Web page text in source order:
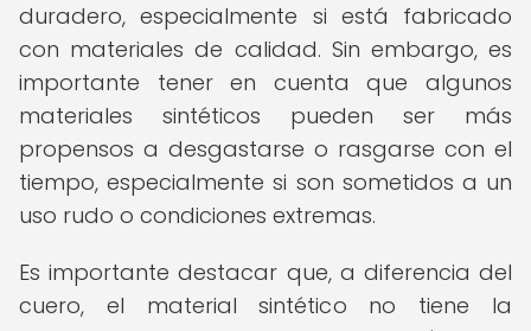
duradero, especialmente si está fabricado
con materiales de calidad. Sin embargo, es
importante tener en cuenta que algunos
materiales sintéticos pueden ser más
propensos a desgastarse o rasgarse con el
tiempo, especialmente si son sometidos a un
uso rudo o condiciones extremas.
Es importante destacar que, a diferencia del
cuero, el material sintético no tiene la